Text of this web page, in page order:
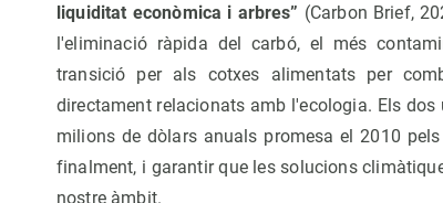
liquiditat econòmica i arbres” (Carbon Brief,
l'eliminació ràpida del carbó, el més
transició per als cotxes alimentats per
directament relacionats amb l'ecologia. Els
milions de dòlars anuals promesa el 2010
finalment, i garantir que les solucions
nostre àmbit.